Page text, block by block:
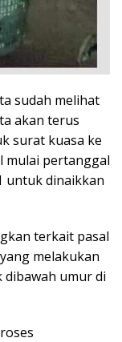
sudah melihat
akan terus
surat kuasa ke
mulai pertanggal
untuk dinaikkan
terkait pasal
melakukan
umur di